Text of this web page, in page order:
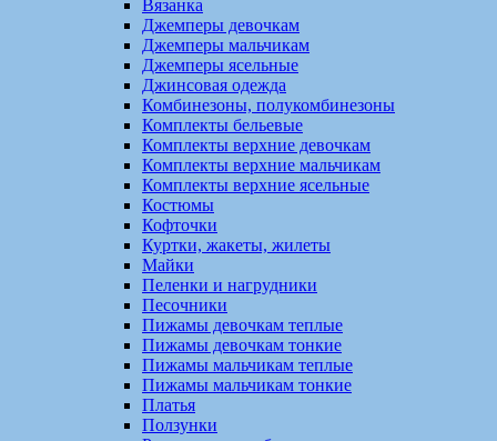
Вязанка
Джемперы девочкам
Джемперы мальчикам
Джемперы ясельные
Джинсовая одежда
Комбинезоны, полукомбинезоны
Комплекты бельевые
Комплекты верхние девочкам
Комплекты верхние мальчикам
Комплекты верхние ясельные
Костюмы
Кофточки
Куртки, жакеты, жилеты
Майки
Пеленки и нагрудники
Песочники
Пижамы девочкам теплые
Пижамы девочкам тонкие
Пижамы мальчикам теплые
Пижамы мальчикам тонкие
Платья
Ползунки